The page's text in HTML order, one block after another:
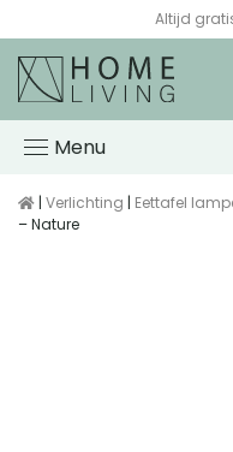
Altijd
Menu
| Verlichting | Eettafel
– Nature